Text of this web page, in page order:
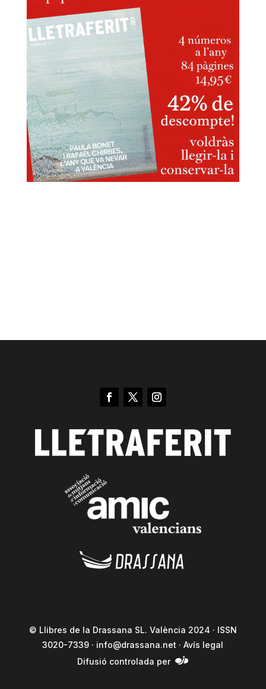
© Llibres de la Drassana SL. València 2024 · ISSN
3020-7339 · info@drassana.net ·Avís legal
Difusió controlada per